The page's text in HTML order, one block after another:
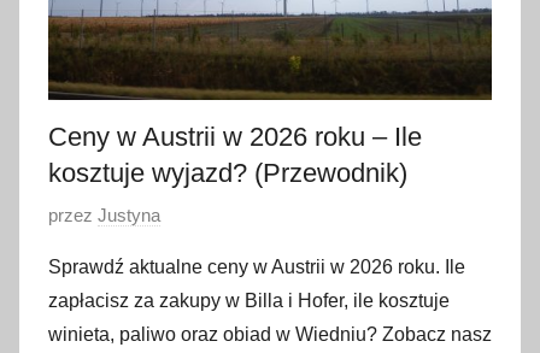
2
6
Ceny w Austrii w 2026 roku – Ile
kosztuje wyjazd? (Przewodnik)
O
u
b
l
przez Justyna
Sprawdź aktualne ceny w Austrii w 2026 roku. Ile
zapłacisz za zakupy w Billa i Hofer, ile kosztuje
winieta, paliwo oraz obiad w Wiedniu? Zobacz nasz